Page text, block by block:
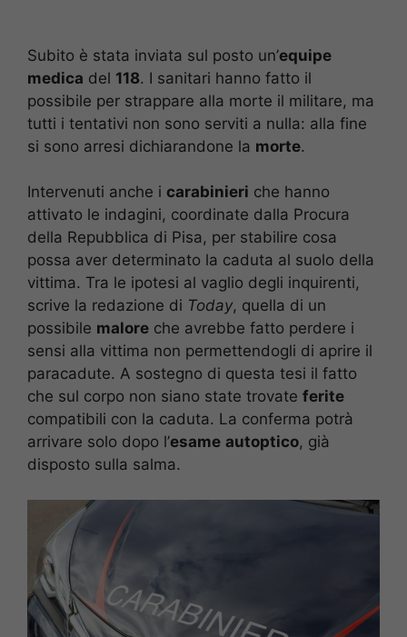
Subito è stata inviata sul posto un’equipe
medica del 118. I sanitari hanno fatto il
possibile per strappare alla morte il militare, ma
tutti i tentativi non sono serviti a nulla: alla fine
si sono arresi dichiarandone la morte.
Intervenuti anche i carabinieri che hanno
attivato le indagini, coordinate dalla Procura
della Repubblica di Pisa, per stabilire cosa
possa aver determinato la caduta al suolo della
vittima. Tra le ipotesi al vaglio degli inquirenti,
scrive la redazione di Today, quella di un
possibile malore che avrebbe fatto perdere i
sensi alla vittima non permettendogli di aprire il
paracadute. A sostegno di questa tesi il fatto
che sul corpo non siano state trovate ferite
compatibili con la caduta. La conferma potrà
arrivare solo dopo l’esame autoptico, già
disposto sulla salma.